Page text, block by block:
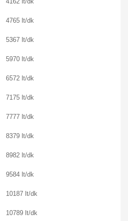
4765 lt/dk
5367 lt/dk
5970 lt/dk
6572 lt/dk
7175 lt/dk
7777 lt/dk
8379 lt/dk
8982 lt/dk
9584 lt/dk
10187 lt/dk
10789 lt/dk